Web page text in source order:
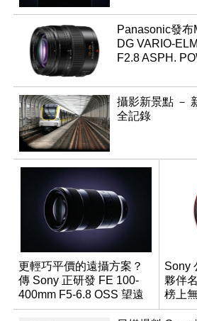
Panasonic發
DG VARIO-
F2.8 ASPH.
攝影新景點 －
全記錄
更輕巧平價的遠攝方案？
傳 Sony 正研發 FE 100-
400mm F5-6.8 OSS 望遠
變焦鏡頭
Sony
夥伴
榜上